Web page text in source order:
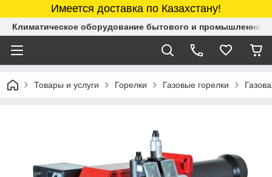
Имеется доставка по Казахстану!
Климатическое оборудование бытового и промышленного
Товары и услуги Горелки Газовые горелки